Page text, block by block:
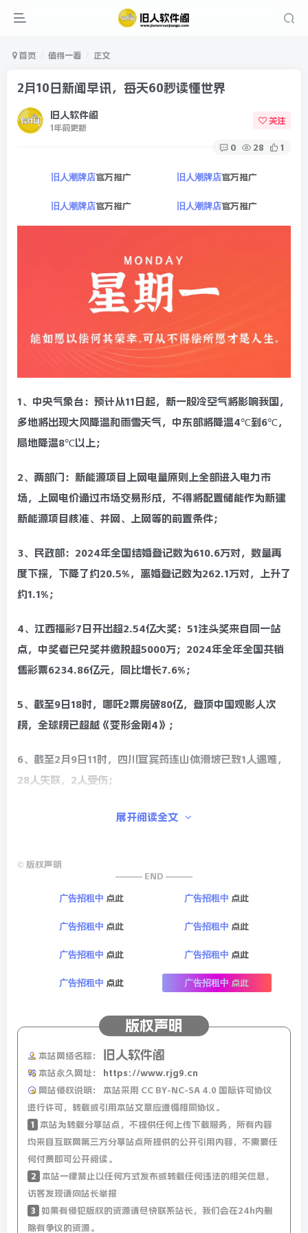
首页 值得一看 正文
2月10日新闻早讯，每天60秒读懂世界
旧人软件阁
1年前更新
关注
0 28 1
旧人潮牌店官方推广 旧人潮牌店官方推广
旧人潮牌店官方推广 旧人潮牌店官方推广
1、中央气象台：预计从11日起，新一股冷空气将影响我国，
多地将出现大风降温和雨雪天气，中东部将降温4℃到6℃，
局地降温8℃以上；
2、两部门：新能源项目上网电量原则上全部进入电力市
场，上网电价通过市场交易形成，不得将配置储能作为新建
新能源项目核准、并网、上网等的前置条件；
3、民政部：2024年全国结婚登记数为610.6万对，数量再
度下探，下降了约20.5%，离婚登记数为262.1万对，上升了
约1.1%；
4、江西福彩7日开出超2.54亿大奖：51注头奖来自同一站
点，中奖者已兑奖并缴税超5000万；2024年全年全国共销
售彩票6234.86亿元，同比增长7.6%；
5、截至9日18时，哪吒2票房破80亿，登顶中国观影人次
榜，全球榜已超越《变形金刚4》；
6、截至2月9日11时，四川宜宾筠连山体滑坡已致1人遇难，
28人失联，2人受伤；
7、湖南张家界一9岁男孩放鞭炮致车辆烧毁！家长：儿子出
贴申请人数突破2000万；
部分IC设计厂商发货；
10、当地9日早，加勒比海开曼群岛附近海域发生8.0级地
11、当地9日凌晨，墨西哥发生客车与货车相撞事故，致41
人死亡；
12、美媒：继拜登后，特朗普宣布撤销布林肯和沙利文的安
全许可；马斯克：美财政部每年向不明人士发放超1000亿美
元福利金；
13、外媒：欧盟准备对特朗普让步，降低汽车进口关税，欧
盟希望将进口到欧洲汽车的关税从目前的10%降至更低水
展开阅读全文
© 版权声明
——— END ———
广告招租中 点此 广告招租中 点此
广告招租中 点此 广告招租中 点此
广告招租中 点此 广告招租中 点此
广告招租中 点此 广告招租中 点此
版权声明
本站网络名称： 旧人软件阁
本站永久网址：
https://www.rjg9.cn
网站侵权说明：
本站采用 CC BY-NC-SA 4.0 国际许可协议
进行许可，转载或引用本站文章应遵循相同协议。
1
本站为转载分享站点，不提供任何上传下载服务，所有内容
均来自互联网第三方分享站点所提供的公开引用内容，不需要任
何付费即可公开阅读。
2
本站一律禁止以任何方式发布或转载任何违法的相关信息，
访客发现请向站长举报
3
如果有侵犯版权的资源请尽快联系站长，我们会在24h内删
除有争议的资源。